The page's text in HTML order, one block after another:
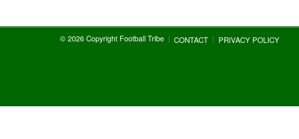
© 2026 Copyright Football Tribe CONTACT PRIVACY POLICY